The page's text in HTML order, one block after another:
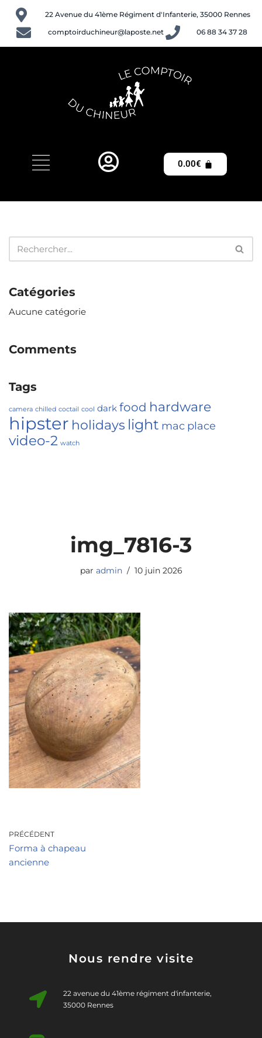
Aller
au
22 Avenue du 41ème Régiment d'Infanterie, 35000 Rennes
comptoirduchineur@laposte.net
06 88 34 37 28
0.00€
Catégories
Aucune catégorie
Comments
Tags
camera chilled coctail cool dark food hardware
hipster holidays light mac place
video-2 watch
img_7816-3
par admin 10 juin 2026
PRÉCÉDENT
Forma à chapeau
ancienne
Nous rendre visite
22 avenue du 41ème régiment d'infanterie,
35000 Rennes